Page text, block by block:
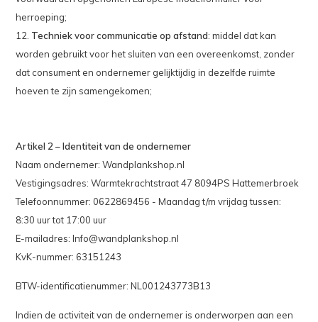
herroeping;
12. Techniek voor communicatie op afstand: middel dat kan
worden gebruikt voor het sluiten van een overeenkomst, zonder
dat consument en ondernemer gelijktijdig in dezelfde ruimte
hoeven te zijn samengekomen;
Artikel 2 – Identiteit van de ondernemer
Naam ondernemer: Wandplankshop.nl
Vestigingsadres: Warmtekrachtstraat 47 8094PS Hattemerbroek
Telefoonnummer: 0622869456 - Maandag t/m vrijdag tussen:
8:30 uur tot 17:00 uur
E-mailadres:Info@wandplankshop.nl
KvK-nummer: 63151243
BTW-identificatienummer: NL001243773B13
Indien de activiteit van de ondernemer is onderworpen aan een